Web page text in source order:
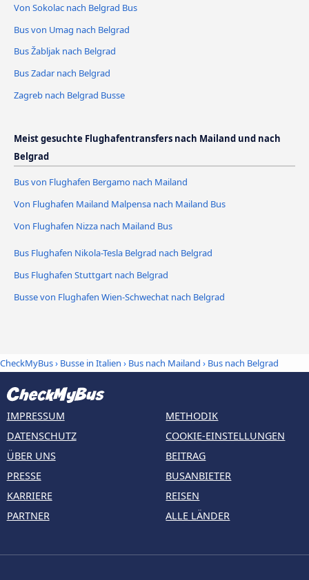
Von Sokolac nach Belgrad Bus
Bus von Umag nach Belgrad
Bus Žabljak nach Belgrad
Bus Zadar nach Belgrad
Zagreb nach Belgrad Busse
Meist gesuchte Flughafentransfers nach Mailand und nach
Belgrad
Bus von Flughafen Bergamo nach Mailand
Von Flughafen Mailand Malpensa nach Mailand Bus
Von Flughafen Nizza nach Mailand Bus
Bus Flughafen Nikola-Tesla Belgrad nach Belgrad
Bus Flughafen Stuttgart nach Belgrad
Busse von Flughafen Wien-Schwechat nach Belgrad
CheckMyBus› Busse in Italien › Bus nach Mailand › Bus nach Belgrad
IMPRESSUM
DATENSCHUTZ
ÜBER UNS
PRESSE
KARRIERE
PARTNER
METHODIK
COOKIE-EINSTELLUNGEN
BEITRAG
BUSANBIETER
REISEN
ALLE LÄNDER